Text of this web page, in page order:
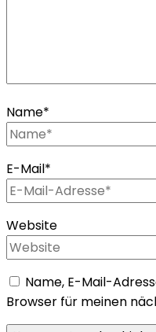
Name*
E-Mail*
Website
Name, E-Mail-
Browser für meinen